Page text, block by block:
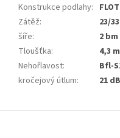
Konstrukce podlahy:
Zátěž:
23/33
šíře:
2 bm
Tloušťka:
4,3
Nehořlavost:
Bfl-
kročejový útlum: 21 dB